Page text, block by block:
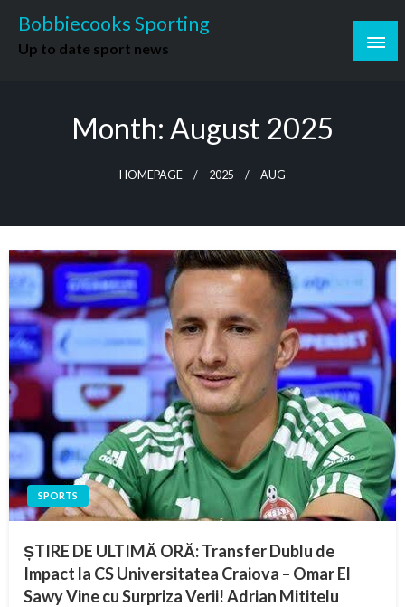
content
Bobbiecooks Sporting
Up to date sport news
Month: August 2025
HOMEPAGE 2025 AUG
SPORTS
ȘTIRE DE ULTIMĂ ORĂ: Transfer Dublu de
Impact la CS Universitatea Craiova – Omar El
Sawy Vine cu Surpriza Verii! Adrian Mititelu